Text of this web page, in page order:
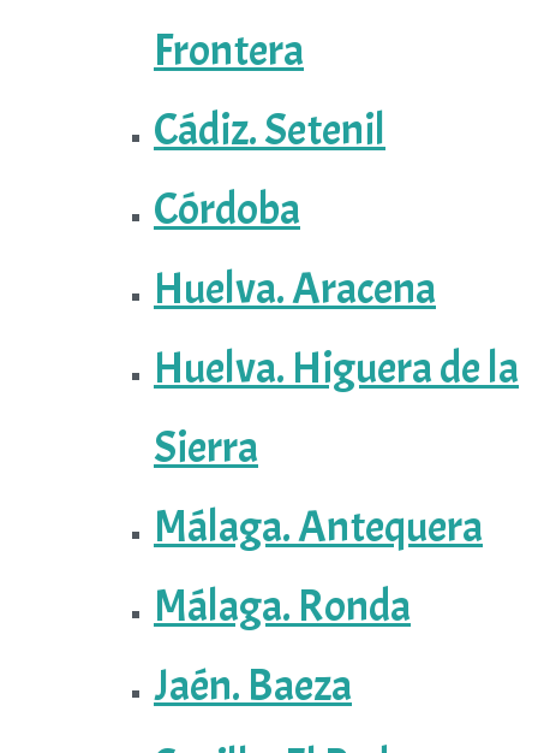
Frontera
Cádiz. Setenil
Córdoba
Huelva. Aracena
Huelva. Higuera de la
Sierra
Málaga. Antequera
Málaga. Ronda
Jaén. Baeza